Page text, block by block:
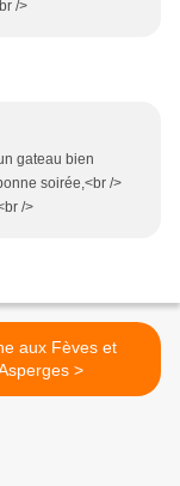
/>
gateau bien
soirée,<br />
/>
aux Fèves et
Asperges >